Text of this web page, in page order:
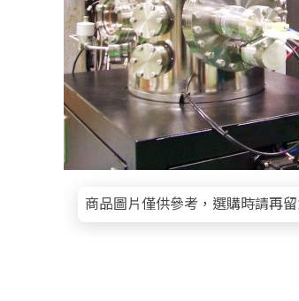
商品圖片僅供參考，選購時請再